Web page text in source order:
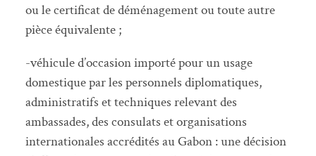
ou le certificat de déménagement ou toute autre
pièce équivalente ;
-véhicule d’occasion importé pour un usage
domestique par les personnels diplomatiques,
administratifs et techniques relevant des
ambassades, des consulats et organisations
internationales accrédités au Gabon : une décision